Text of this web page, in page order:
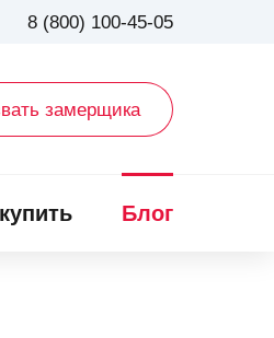
8 (800) 100-45-05
замерщика
Блог